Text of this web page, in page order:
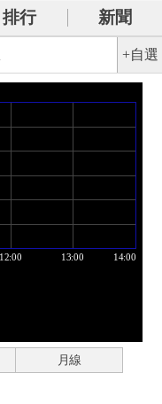
排行
新聞
+自選
月線